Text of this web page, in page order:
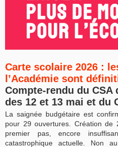
Carte scolaire 2026 :
l’Académie sont
Compte-rendu du CSA
des 12 et 13 mai et du
La saignée budgétaire est
pour 29 ouvertures. Création de
premier pas, encore
catastrophique actuelle. Non